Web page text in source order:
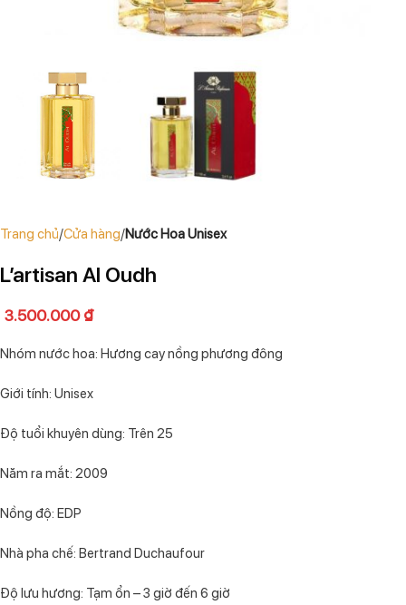
Trang chủ Cửa hàng Nước Hoa Unisex
L’artisan Al Oudh
3.500.000₫
Nhóm nước hoa: Hương cay nồng phương đông
Giới tính: Unisex
Độ tuổi khuyên dùng: Trên 25
Năm ra mắt: 2009
Nồng độ: EDP
Nhà pha chế: Bertrand Duchaufour
Độ lưu hương: Tạm ổn – 3 giờ đến 6 giờ